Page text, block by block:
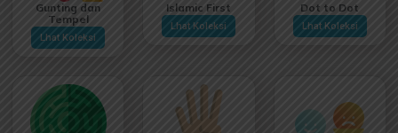
Gunting dan
Tempel
Lhat Koleksi
Islamic First
Lhat Koleksi
Dot to Dot
Lhat Koleksi